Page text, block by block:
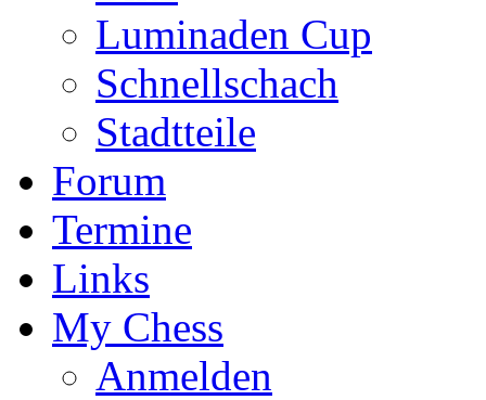
Luminaden Cup
Schnellschach
Stadtteile
Forum
Termine
Links
My Chess
Anmelden